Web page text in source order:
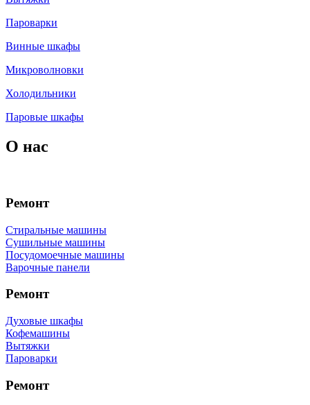
Пароварки
Винные шкафы
Микроволновки
Холодильники
Паровые шкафы
О нас
Ремонт
Стиральные машины
Сушильные машины
Посудомоечные машины
Варочные панели
Ремонт
Духовые шкафы
Кофемашины
Вытяжки
Пароварки
Ремонт